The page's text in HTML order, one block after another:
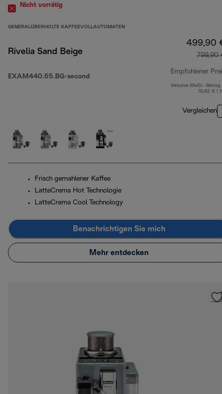
Nicht vorrätig
GENERALÜBERHOLTE KAFFEEVOLLAUTOMATEN
Rivelia Sand Beige
EXAM440.55.BG-second
499,90
799,90
Empfohlener
Inklusive MwSt.-Betrag
79,82 € (
Vergleichen
Frisch gemahlener Kaffee
LatteCrema Hot Technologie
LatteCrema Cool Technology
Benachrichtigen Sie mich
Mehr entdecken